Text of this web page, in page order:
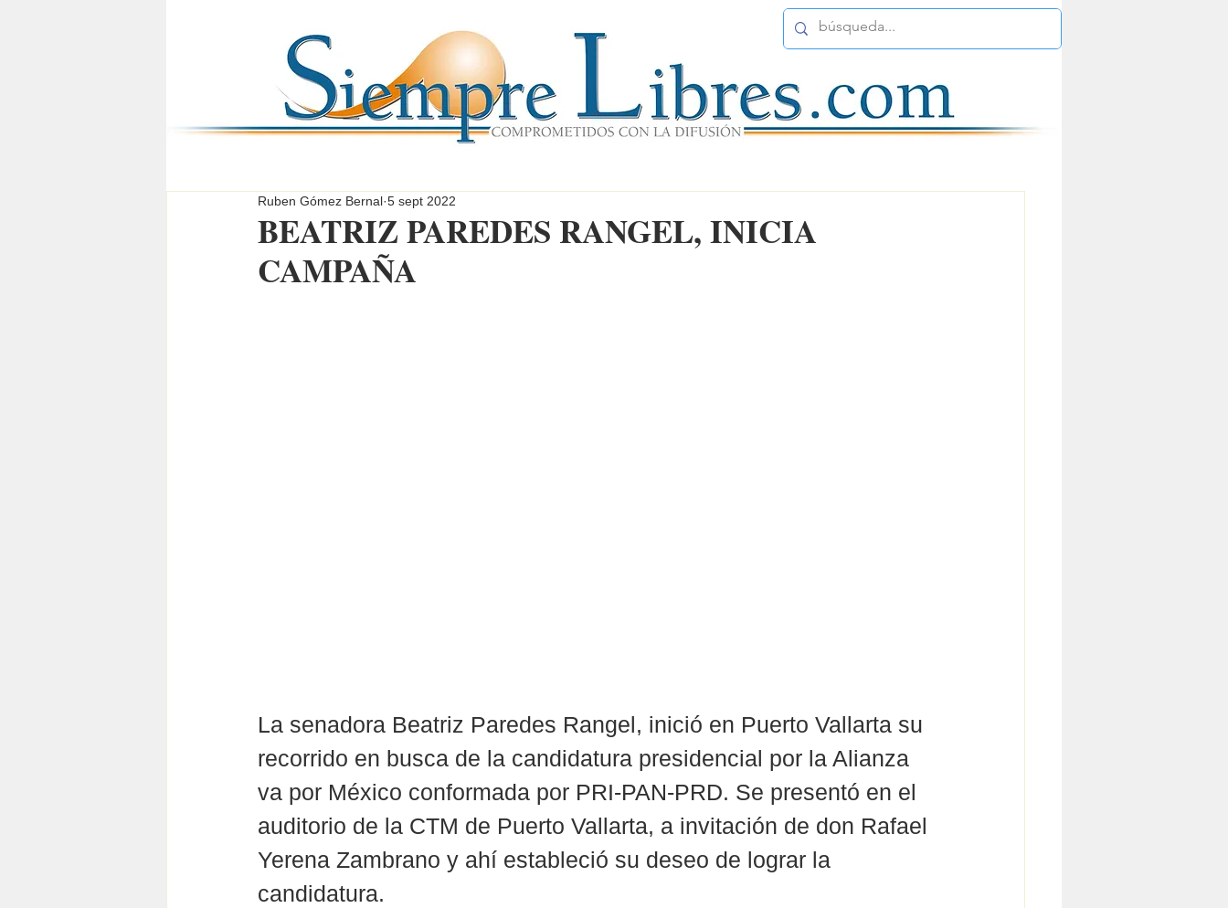
BEATRIZ PAREDES RANGEL, INICIA
CAMPAÑA
Ruben Gómez Bernal 5 sept 2022
La senadora Beatriz Paredes Rangel, inició en Puerto Vallarta su
recorrido en busca de la candidatura presidencial por la Alianza
va por México conformada por PRI-PAN-PRD. Se presentó en el
auditorio de la CTM de Puerto Vallarta, a invitación de don Rafael
Yerena Zambrano y ahí estableció su deseo de lograr la
candidatura.